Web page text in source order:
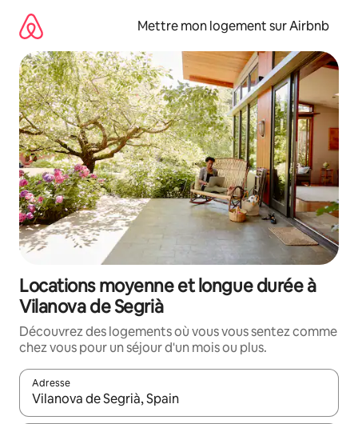
directement
contenu
Mettre mon logement sur Airbnb
Locations moyenne et longue durée à
Vilanova de Segrià
Découvrez des logements où vous vous sentez comme
chez vous pour un séjour d'un mois ou plus.
Adresse
Lorsque les résultats s'affichent, utilisez les flèches vers le